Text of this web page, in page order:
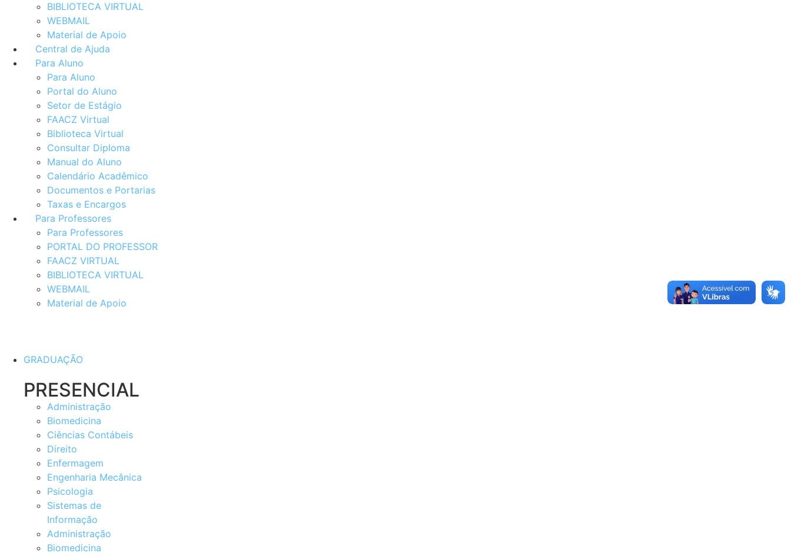
BIBLIOTECA VIRTUAL
WEBMAIL
Material de Apoio
Central de Ajuda
Para Aluno
Para Aluno
Portal do Aluno
Setor de Estágio
FAACZ Virtual
Biblioteca Virtual
Consultar Diploma
Manual do Aluno
Calendário Acadêmico
Documentos e Portarias
Taxas e Encargos
Para Professores
Para Professores
PORTAL DO PROFESSOR
FAACZ VIRTUAL
BIBLIOTECA VIRTUAL
WEBMAIL
Material de Apoio
GRADUAÇÃO
PRESENCIAL
Administração
Biomedicina
Ciências Contábeis
Direito
Enfermagem
Engenharia Mecânica
Psicologia
Sistemas de
Informação
Administração
Biomedicina